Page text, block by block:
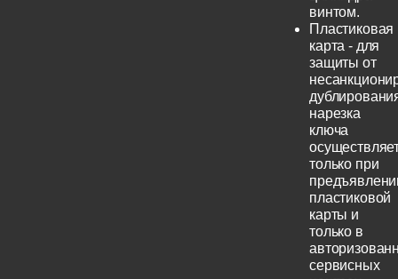
винтом.
Пластиковая
карта - для
защиты от
нарезка
ключа
только при
пластиковой
карты и
только в
сервисных